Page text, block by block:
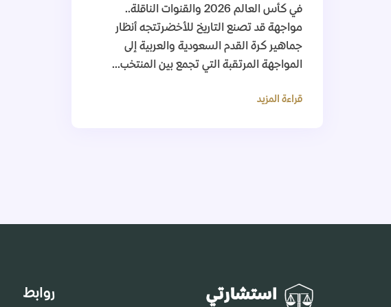
في كأس العالم 2026 والقنوات الناقلة..
مواجهة قد تصنع التاريخ للأخضرتتجه أنظار
جماهير كرة القدم السعودية والعربية إلى
المواجهة المرتقبة التي تجمع بين المنتخب...
قراءة المزيد
روابط